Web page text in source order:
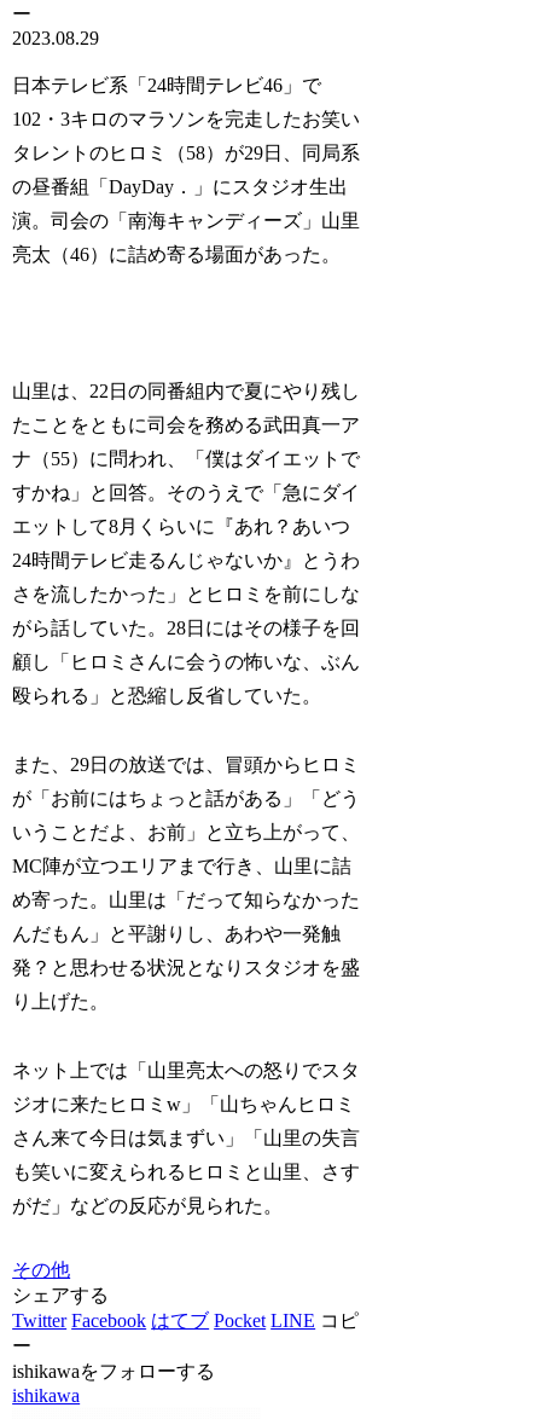
ー
2023.08.29
日本テレビ系「24時間テレビ46」で
102・3キロのマラソンを完走したお笑い
タレントのヒロミ（58）が29日、同局系
の昼番組「DayDay．」にスタジオ生出
演。司会の「南海キャンディーズ」山里
亮太（46）に詰め寄る場面があった。
山里は、22日の同番組内で夏にやり残し
たことをともに司会を務める武田真一ア
ナ（55）に問われ、「僕はダイエットで
すかね」と回答。そのうえで「急にダイ
エットして8月くらいに『あれ？あいつ
24時間テレビ走るんじゃないか』とうわ
さを流したかった」とヒロミを前にしな
がら話していた。28日にはその様子を回
顧し「ヒロミさんに会うの怖いな、ぶん
殴られる」と恐縮し反省していた。
また、29日の放送では、冒頭からヒロミ
が「お前にはちょっと話がある」「どう
いうことだよ、お前」と立ち上がって、
MC陣が立つエリアまで行き、山里に詰
め寄った。山里は「だって知らなかった
んだもん」と平謝りし、あわや一発触
発？と思わせる状況となりスタジオを盛
り上げた。
ネット上では「山里亮太への怒りでスタ
ジオに来たヒロミw」「山ちゃんヒロミ
さん来て今日は気まずい」「山里の失言
も笑いに変えられるヒロミと山里、さす
がだ」などの反応が見られた。
その他
シェアする
Twitter Facebook はてブ Pocket LINE コピ
ー
ishikawaをフォローする
ishikawa